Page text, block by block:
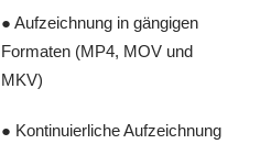
● Aufzeichnung in gängigen
Formaten (MP4, MOV und
MKV)
● Kontinuierliche Aufzeichnung